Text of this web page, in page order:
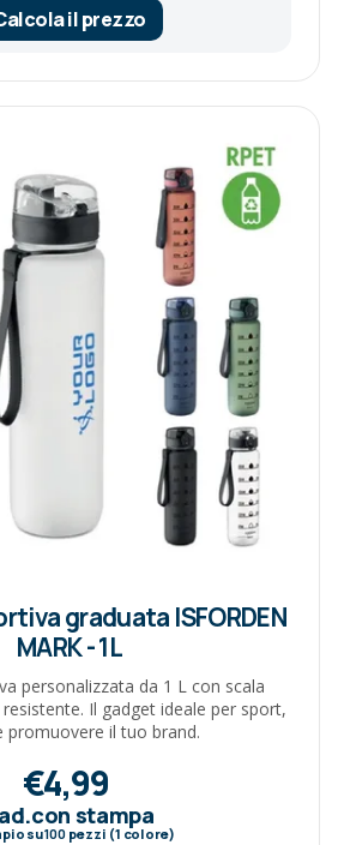
il prezzo
graduata ISFORDEN
MARK - 1L
personalizzata da 1 L con scala
Il gadget ideale per sport,
promuovere il tuo brand.
€4,99
stampa
su100pezzi (1 colore)